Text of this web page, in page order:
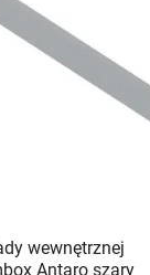
wewnętrznej
Antaro szary